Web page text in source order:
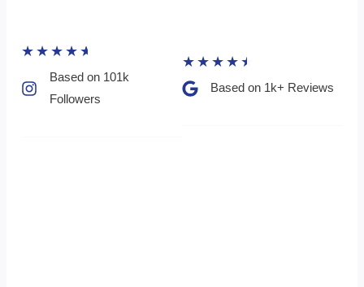
★ ★ ★ ★ ★
Based on 101k
Followers​
★ ★ ★ ★ ★
Based on 1k+ Reviews​